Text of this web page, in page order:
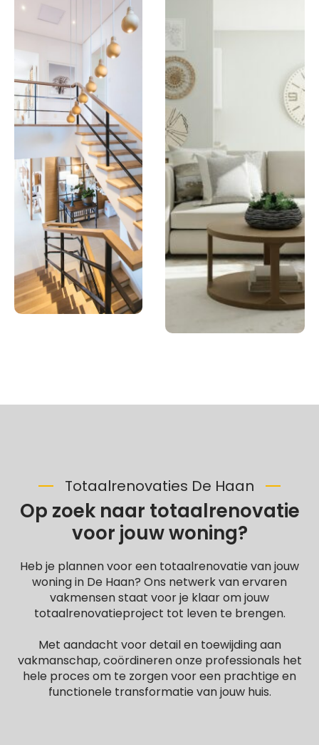
Totaalrenovaties De Haan
Op zoek naar totaalrenovatie
voor jouw woning?
Heb je plannen voor een totaalrenovatie van jouw
woning in De Haan? Ons netwerk van ervaren
vakmensen staat voor je klaar om jouw
totaalrenovatieproject tot leven te brengen.
Met aandacht voor detail en toewijding aan
vakmanschap, coördineren onze professionals het
hele proces om te zorgen voor een prachtige en
functionele transformatie van jouw huis.